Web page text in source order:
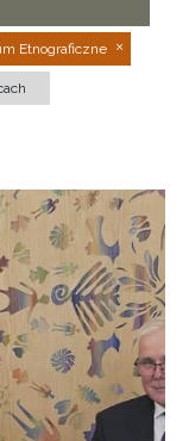
Etnograficzne